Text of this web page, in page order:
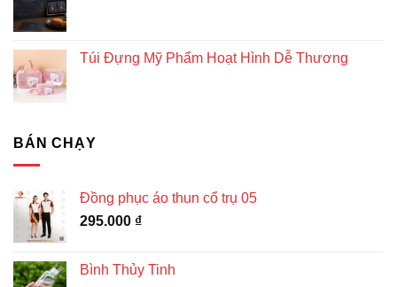
Túi Đựng Mỹ Phẩm Hoạt Hình Dễ Thương
BÁN CHẠY
Đồng phục áo thun cổ trụ 05
295.000 ₫
Bình Thủy Tinh